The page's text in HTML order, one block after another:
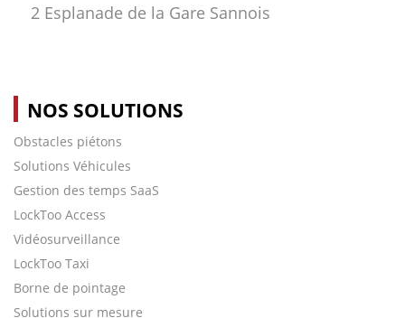
2 Esplanade de la Gare Sannois
NOS SOLUTIONS
Obstacles piétons
Solutions Véhicules
Gestion des temps SaaS
LockToo Access
Vidéosurveillance
LockToo Taxi
Borne de pointage
Solutions sur mesure